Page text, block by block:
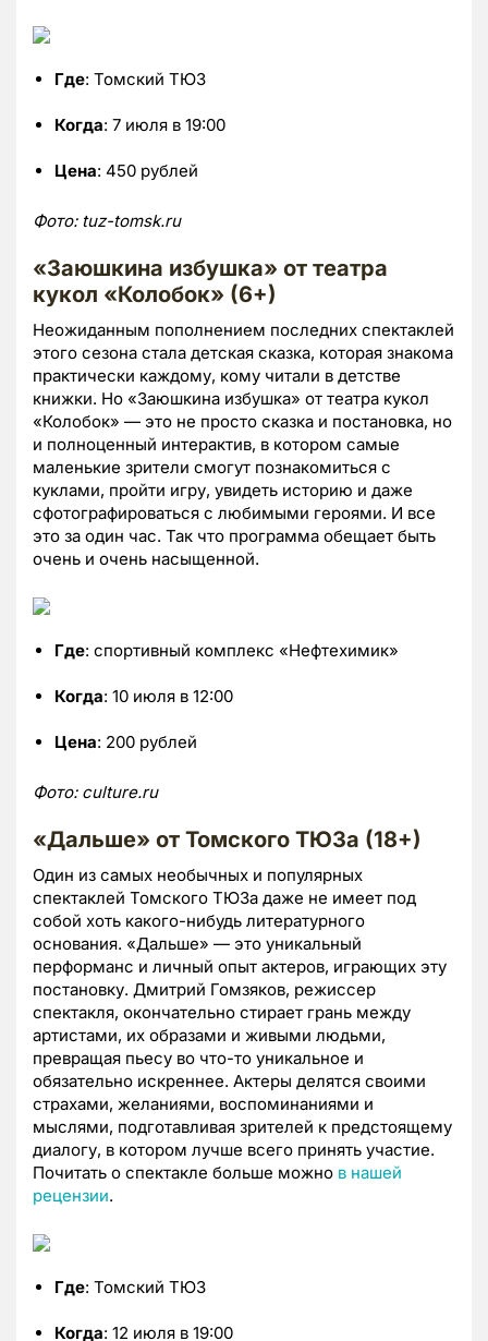
Где: Томский ТЮЗ
Когда: 7 июля в 19:00
Цена: 450 рублей
Фото: tuz-tomsk.ru
«Заюшкина избушка» от театра
кукол «Колобок» (6+)
Неожиданным пополнением последних спектаклей
этого сезона стала детская сказка, которая знакома
практически каждому, кому читали в детстве
книжки. Но «Заюшкина избушка» от театра кукол
«Колобок» — это не просто сказка и постановка, но
и полноценный интерактив, в котором самые
маленькие зрители смогут познакомиться с
куклами, пройти игру, увидеть историю и даже
сфотографироваться с любимыми героями. И все
это за один час. Так что программа обещает быть
очень и очень насыщенной.
Где: спортивный комплекс «Нефтехимик»
Когда: 10 июля в 12:00
Цена: 200 рублей
Фото: culture.ru
«Дальше» от Томского ТЮЗа (18+)
Один из самых необычных и популярных
спектаклей Томского ТЮЗа даже не имеет под
собой хоть какого-нибудь литературного
основания. «Дальше» — это уникальный
перформанс и личный опыт актеров, играющих эту
постановку. Дмитрий Гомзяков, режиссер
спектакля, окончательно стирает грань между
артистами, их образами и живыми людьми,
превращая пьесу во что-то уникальное и
обязательно искреннее. Актеры делятся своими
страхами, желаниями, воспоминаниями и
мыслями, подготавливая зрителей к предстоящему
диалогу, в котором лучше всего принять участие.
Почитать о спектакле больше можно в нашей
рецензии.
Где: Томский ТЮЗ
Когда: 12 июля в 19:00